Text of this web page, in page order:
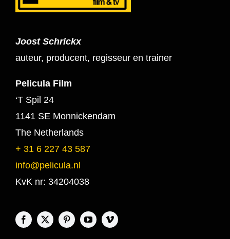
Joost Schrickx
auteur, producent, regisseur en trainer
Pelicula Film
‘T Spil 24
1141 SE Monnickendam
The Netherlands
+ 31 6 227 43 587
info@pelicula.nl
KvK nr: 34204038